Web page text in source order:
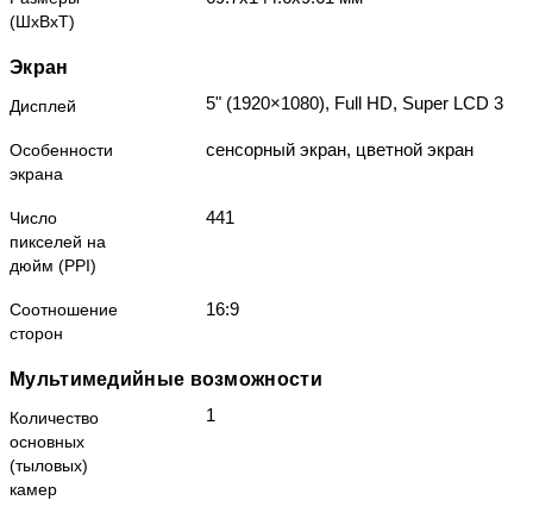
(ШxВxТ)
Экран
Дисплей 5" (1920×1080), Full HD, Super LCD 3
Особенности
экрана
сенсорный экран, цветной экран
Число
пикселей на
дюйм (PPI)
441
Соотношение
сторон
16:9
Мультимедийные возможности
Количество
основных
(тыловых)
камер
1